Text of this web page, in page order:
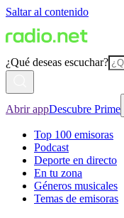
Saltar al contenido
¿Qué deseas escuchar?
Abrir appDescubre Prime
Top 100 emisoras
Podcast
Deporte en directo
En tu zona
Géneros musicales
Temas de emisoras